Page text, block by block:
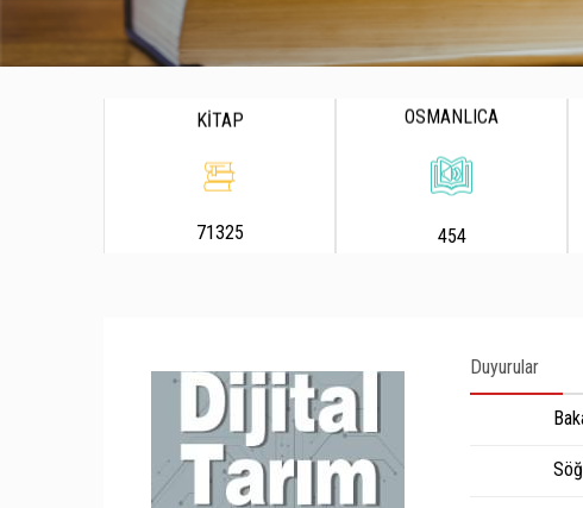
KİTAP
71325
OSMANLICA
454
Duyurular